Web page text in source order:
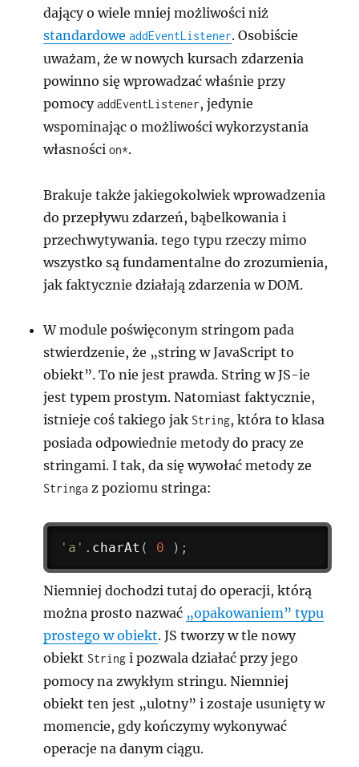
dający o wiele mniej możliwości niż
standardoweaddEventListener. Osobiście
uważam, że w nowych kursach zdarzenia
powinno się wprowadzać właśnie przy
pomocyaddEventListener, jedynie
wspominając o możliwości wykorzystania
własnościon*.
Brakuje także jakiegokolwiek wprowadzenia
do przepływu zdarzeń, bąbelkowania i
przechwytywania. tego typu rzeczy mimo
wszystko są fundamentalne do zrozumienia,
jak faktycznie działają zdarzenia w DOM.
W module poświęconym stringom pada
stwierdzenie, że
string w JavaScript to
obiekt . To nie jest prawda. String w JS-ie
jest typem prostym. Natomiast faktycznie,
istnieje coś takiego jak String, która to klasa
posiada odpowiednie metody do pracy ze
stringami. I tak, da się wywołać metody ze
Stringa z poziomu stringa:
'a' . charAt ( 0 ) ;
Niemniej dochodzi tutaj do operacji, którą
można prosto nazwać „opakowaniem” typu
prostego w obiekt. JS tworzy w tle nowy
obiekt String i pozwala działać przy jego
pomocy na zwykłym stringu. Niemniej
obiekt ten jest „ulotny” i zostaje usunięty w
momencie, gdy kończymy wykonywać
operacje na danym ciągu.